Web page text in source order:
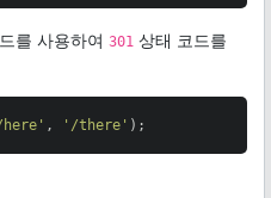
를 사용하여 301 상태 코드를
, '/there' );